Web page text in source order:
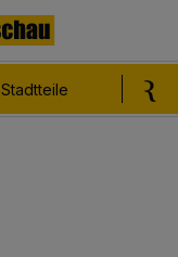
Stadtteile